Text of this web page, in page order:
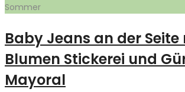
Sommer
Baby Jeans an der Seite
Blumen Stickerei und
Mayoral